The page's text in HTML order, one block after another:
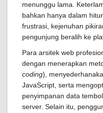
menunggu lama.
bahkan hanya dalam
frustrasi, kejenuhan
pengunjung beralih ke
Para arsitek web
dengan menerapkan
coding),
JavaScript, serta
penyimpanan data
server. Selain itu,